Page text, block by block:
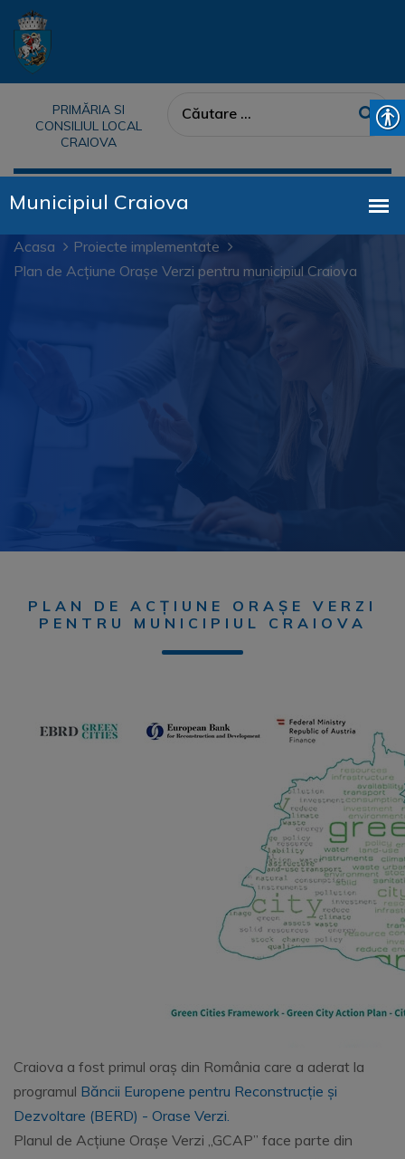
PRIMĂRIA SI
CONSILIUL LOCAL
CRAIOVA
Acasa
Proiecte implementate
Plan de Acțiune Orașe Verzi pentru municipiul Craiova
PLAN DE ACȚIUNE ORAȘE VERZI
PENTRU MUNICIPIUL CRAIOVA
Craiova a fost primul oraș din România care a aderat la
programul Băncii Europene pentru Reconstrucție și
Dezvoltare (BERD) - Orase Verzi.
Planul de Acțiune Orașe Verzi „GCAP” face parte din